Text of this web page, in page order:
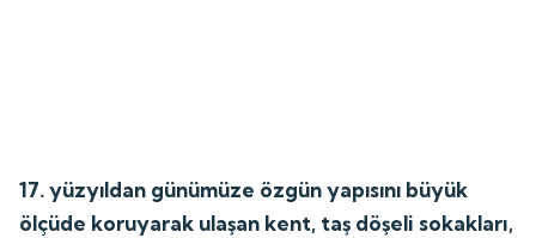
17. yüzyıldan günümüze özgün yapısını büyük
ölçüde koruyarak ulaşan kent, taş döşeli sokakları,